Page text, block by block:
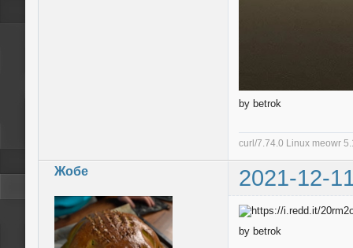
by betrok
curl/7.74.0 Linux meowr
Жобе 2021-12-
by betrok